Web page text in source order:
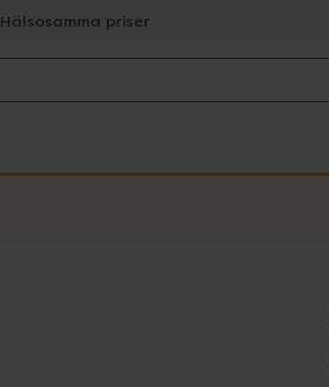
Hälsosamma priser